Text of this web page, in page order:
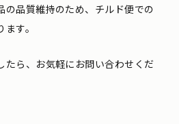
の品質維持のため、チルド便での
す。
たら、お気軽にお問い合わせくだ